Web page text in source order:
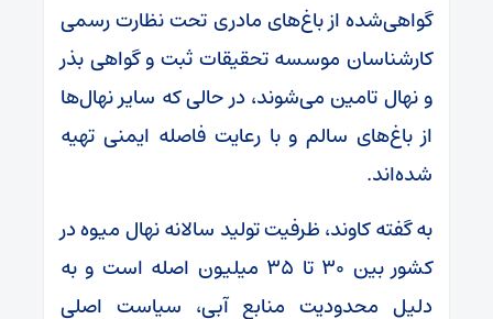
گواهی‌شده از باغ‌های مادری تحت نظارت رسمی
کارشناسان موسسه تحقیقات ثبت و گواهی بذر
و نهال تامین می‌شوند، در حالی که سایر نهال‌ها
از باغ‌های سالم و با رعایت فاصله ایمنی تهیه
شده‌اند.
به گفته کاوند، ظرفیت تولید سالانه نهال میوه در
کشور بین ۳۰ تا ۳۵ میلیون اصله است و به
دلیل محدودیت منابع آبی، سیاست اصلی